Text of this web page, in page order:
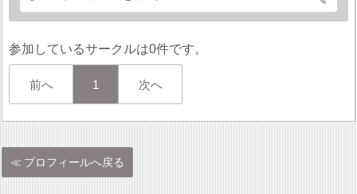
参加しているサークルは0件です。
前へ 1 次へ
プロフィールへ戻る